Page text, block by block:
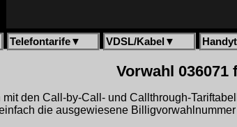
Telefontarife▼ VDSL/Kabel ▼
Vorwahl
den Call-by-Call- und Callthrough-
die ausgewiesene